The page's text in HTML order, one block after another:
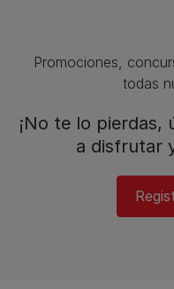
Promociones,
todas
¡No te lo pierdas,
a disfrutar